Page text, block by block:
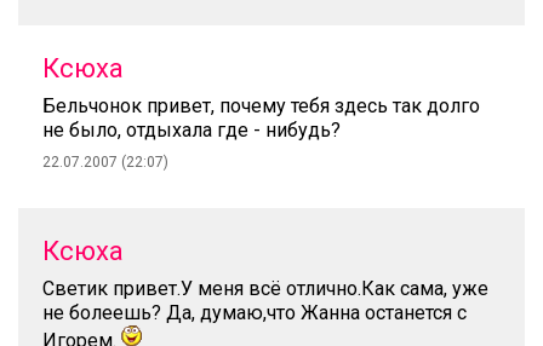
Ксюха
Бельчонок привет, почему тебя здесь так долго
не было, отдыхала где - нибудь?
22.07.2007 (22:07)
Ксюха
Светик привет.У меня всё отлично.Как сама, уже
не болеешь? Да, думаю,что Жанна останется с
Игорем.